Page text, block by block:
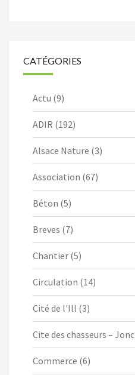
CATÉGORIES
Actu (9)
ADIR (192)
Alsace Nature (3)
Association (67)
Béton (5)
Breves (7)
Chantier (5)
Circulation (14)
Cité de l'Ill (3)
Cite des chasseurs – Jonc
Commerce (6)